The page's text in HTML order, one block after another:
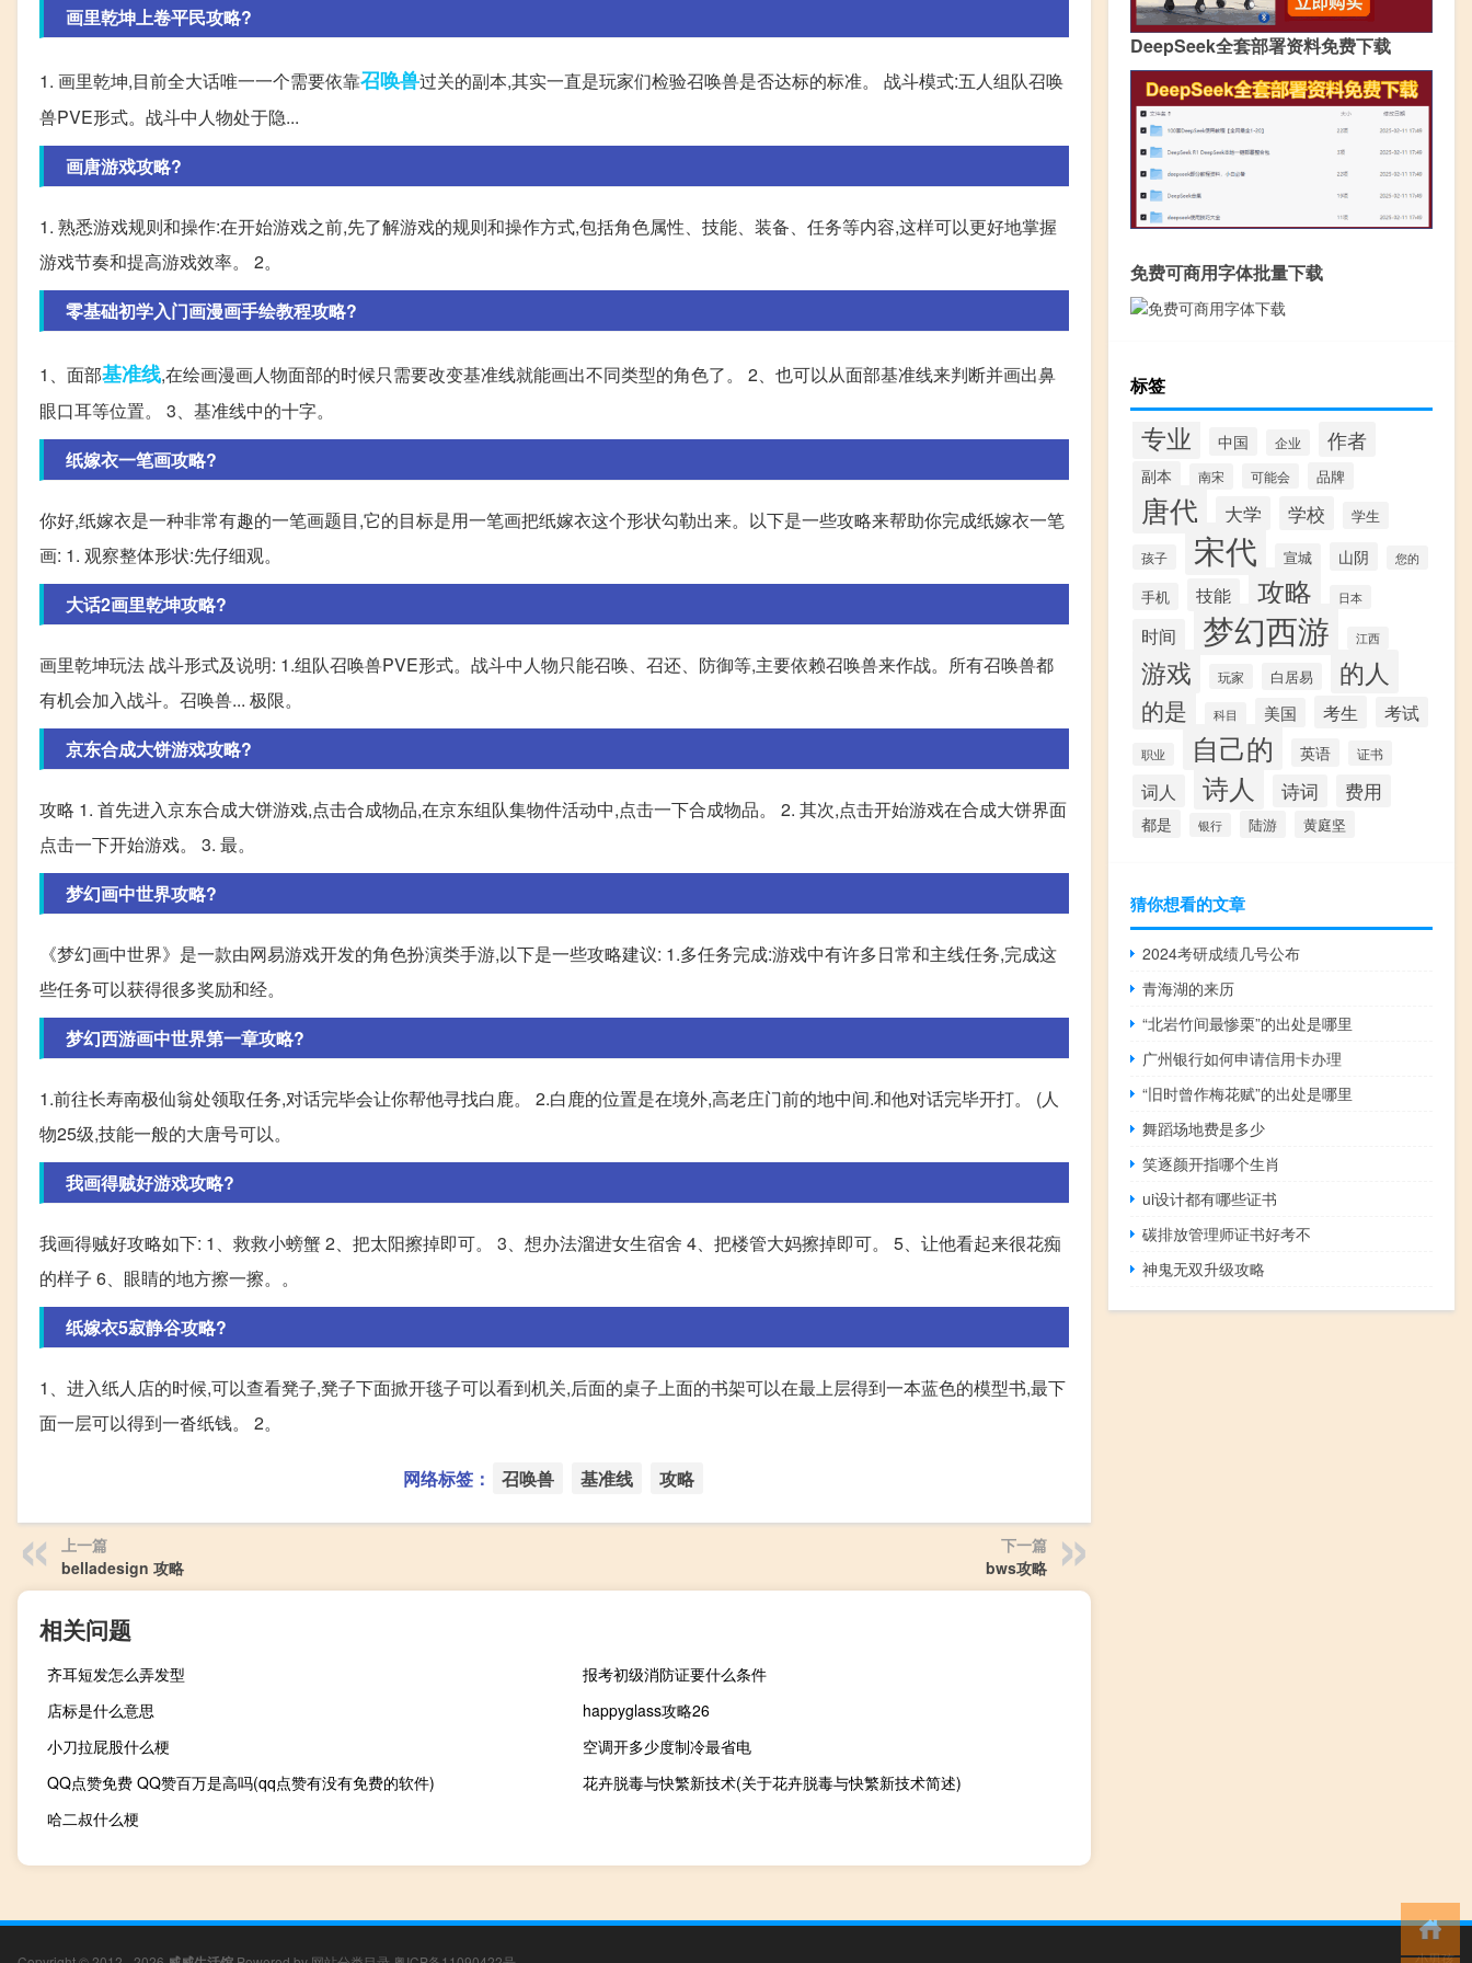
画里乾坤上卷平民攻略?
1. 画里乾坤,目前全大话唯一一个需要依靠召唤兽过关的副本,其实一直是玩家们检验召唤兽是否达标的标准。 战斗模式:五人组队召唤
兽PVE形式。战斗中人物处于隐...
画唐游戏攻略?
1. 熟悉游戏规则和操作:在开始游戏之前,先了解游戏的规则和操作方式,包括角色属性、技能、装备、任务等内容,这样可以更好地掌握
游戏节奏和提高游戏效率。 2。
零基础初学入门画漫画手绘教程攻略?
1、面部基准线,在绘画漫画人物面部的时候只需要改变基准线就能画出不同类型的角色了。 2、也可以从面部基准线来判断并画出鼻
眼口耳等位置。 3、基准线中的十字。
纸嫁衣一笔画攻略?
你好,纸嫁衣是一种非常有趣的一笔画题目,它的目标是用一笔画把纸嫁衣这个形状勾勒出来。以下是一些攻略来帮助你完成纸嫁衣一笔
画: 1. 观察整体形状:先仔细观。
大话2画里乾坤攻略?
画里乾坤玩法 战斗形式及说明: 1.组队召唤兽PVE形式。战斗中人物只能召唤、召还、防御等,主要依赖召唤兽来作战。所有召唤兽都
有机会加入战斗。召唤兽... 极限。
京东合成大饼游戏攻略?
攻略 1. 首先进入京东合成大饼游戏,点击合成物品,在京东组队集物件活动中,点击一下合成物品。 2. 其次,点击开始游戏在合成大饼界面
点击一下开始游戏。 3. 最。
梦幻画中世界攻略?
《梦幻画中世界》是一款由网易游戏开发的角色扮演类手游,以下是一些攻略建议: 1.多任务完成:游戏中有许多日常和主线任务,完成这
些任务可以获得很多奖励和经。
梦幻西游画中世界第一章攻略?
1.前往长寿南极仙翁处领取任务,对话完毕会让你帮他寻找白鹿。 2.白鹿的位置是在境外,高老庄门前的地中间.和他对话完毕开打。 (人
物25级,技能一般的大唐号可以。
我画得贼好游戏攻略?
我画得贼好攻略如下: 1、救救小螃蟹 2、把太阳擦掉即可。 3、想办法溜进女生宿舍 4、把楼管大妈擦掉即可。 5、让他看起来很花痴
的样子 6、眼睛的地方擦一擦。。
纸嫁衣5寂静谷攻略?
1、进入纸人店的时候,可以查看凳子,凳子下面掀开毯子可以看到机关,后面的桌子上面的书架可以在最上层得到一本蓝色的模型书,最下
面一层可以得到一沓纸钱。 2。
网络标签： 召唤兽 基准线 攻略
上一篇
belladesign 攻略
下一篇
bws攻略
相关问题
齐耳短发怎么弄发型
报考初级消防证要什么条件
店标是什么意思
happyglass攻略26
小刀拉屁股什么梗
空调开多少度制冷最省电
QQ点赞免费 QQ赞百万是高吗(qq点赞有没有免费的软件)
花卉脱毒与快繁新技术(关于花卉脱毒与快繁新技术简述)
哈二叔什么梗
DeepSeek全套部署资料免费下载
免费可商用字体批量下载
标签
专业 中国 企业 作者
副本 南宋 可能会 品牌
唐代 大学 学校 学生
孩子 宋代 宣城 山阴 您的
手机 技能 攻略 日本
时间 梦幻西游 江西
游戏 玩家 白居易 的人
的是 科目 美国 考生 考试
职业 自己的 英语 证书
词人 诗人 诗词 费用
都是 银行 陆游 黄庭坚
猜你想看的文章
2024考研成绩几号公布
青海湖的来历
“北岩竹间最惨栗”的出处是哪里
广州银行如何申请信用卡办理
“旧时曾作梅花赋”的出处是哪里
舞蹈场地费是多少
笑逐颜开指哪个生肖
ui设计都有哪些证书
碳排放管理师证书好考不
神鬼无双升级攻略
小男孩